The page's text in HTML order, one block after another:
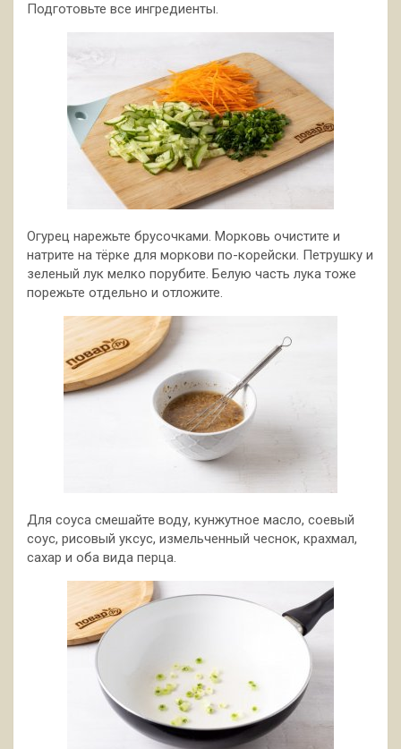
Подготовьте все ингредиенты.
Огурец нарежьте брусочками. Морковь очистите и
натрите на тёрке для моркови по-корейски. Петрушку и
зеленый лук мелко порубите. Белую часть лука тоже
порежьте отдельно и отложите.
Для соуса смешайте воду, кунжутное масло, соевый
соус, рисовый уксус, измельченный чеснок, крахмал,
сахар и оба вида перца.